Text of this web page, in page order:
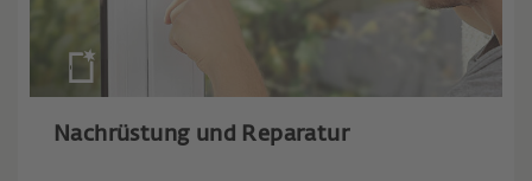
Nachrüstung und Reparatur